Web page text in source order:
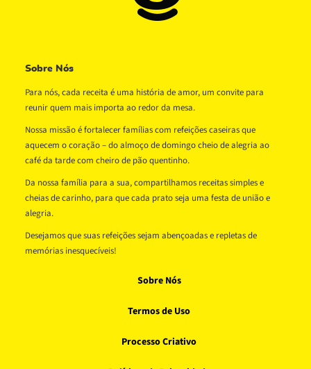
Sobre Nós
Para nós, cada receita é uma história de amor, um convite para
reunir quem mais importa ao redor da mesa.
Nossa missão é fortalecer famílias com refeições caseiras que
aquecem o coração – do almoço de domingo cheio de alegria ao
café da tarde com cheiro de pão quentinho.
Da nossa família para a sua, compartilhamos receitas simples e
cheias de carinho, para que cada prato seja uma festa de união e
alegria.
Desejamos que suas refeições sejam abençoadas e repletas de
memórias inesquecíveis!
Sobre Nós
Termos de Uso
Processo Criativo